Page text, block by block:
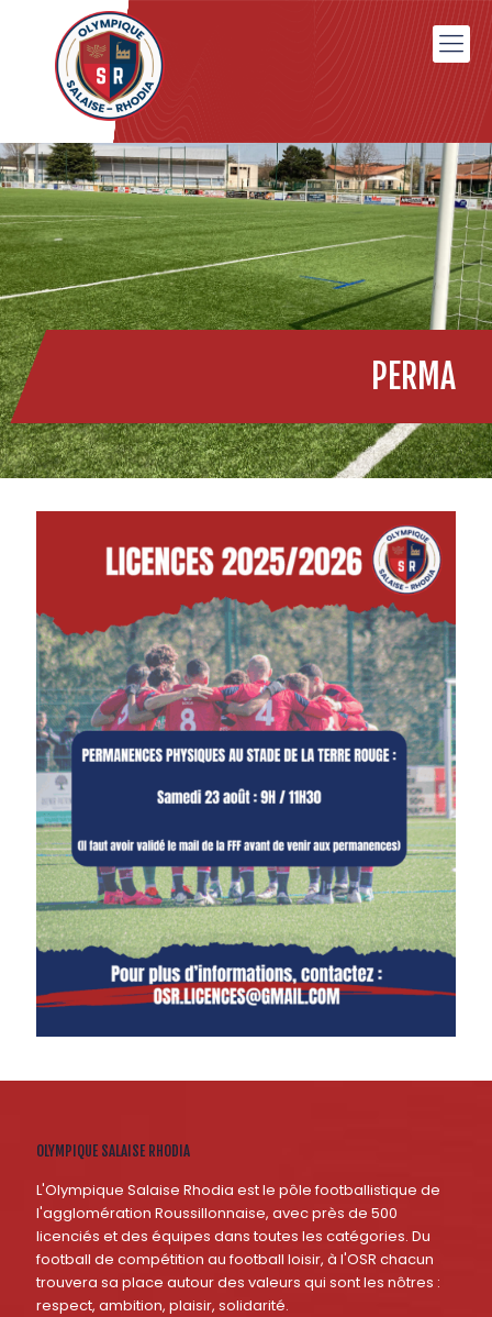
PERMA
OLYMPIQUE SALAISE RHODIA
L'Olympique Salaise Rhodia est le pôle footballistique de
l'agglomération Roussillonnaise, avec près de 500
licenciés et des équipes dans toutes les catégories. Du
football de compétition au football loisir, à l'OSR chacun
trouvera sa place autour des valeurs qui sont les nôtres :
respect, ambition, plaisir, solidarité.